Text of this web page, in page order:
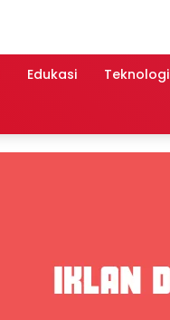
Edukasi Teknologi